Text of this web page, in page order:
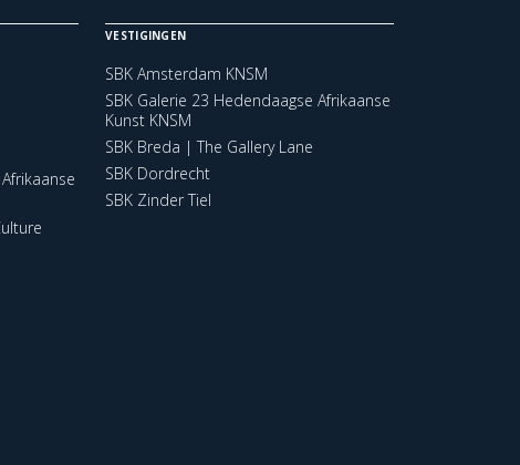
VESTIGINGEN
SBK Amsterdam KNSM
SBK Galerie 23 Hedendaagse Afrikaanse
Kunst KNSM
SBK Breda | The Gallery Lane
SBK Dordrecht
SBK Zinder Tiel